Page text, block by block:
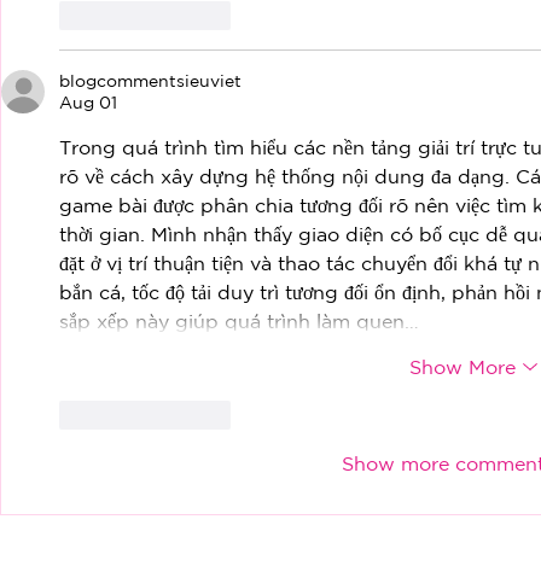
blogcommentsieuviet
Aug 01
Trong quá trình tìm hiểu các nền tảng giải trí trực
rõ về cách xây dựng hệ thống nội dung đa dạng.
game bài được phân chia tương đối rõ nên việc
thời gian. Mình nhận thấy giao diện có bố cục dễ
đặt ở vị trí thuận tiện và thao tác chuyển đổi khá tự
bắn cá, tốc độ tải duy trì tương đối ổn định, phản
sắp xếp này giúp quá trình làm quen…
Show More
Show more